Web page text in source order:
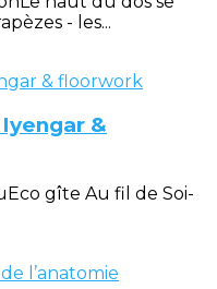
- les...
&
gîte Au fil de Soi-